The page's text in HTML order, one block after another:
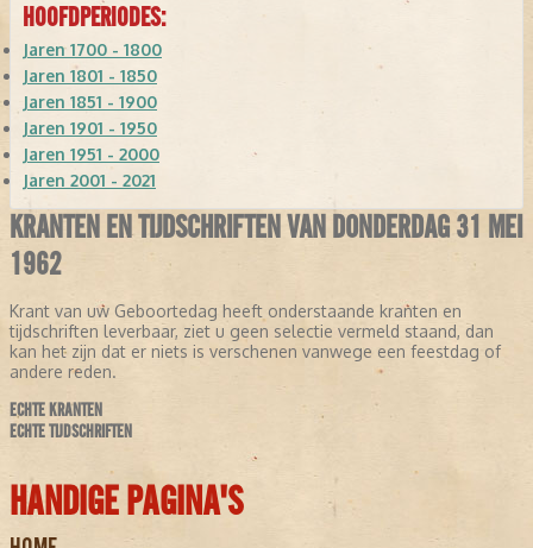
HOOFDPERIODES:
Jaren 1700 - 1800
Jaren 1801 - 1850
Jaren 1851 - 1900
Jaren 1901 - 1950
Jaren 1951 - 2000
Jaren 2001 - 2021
KRANTEN EN TIJDSCHRIFTEN VAN DONDERDAG 31 MEI
1962
Krant van uw Geboortedag heeft onderstaande kranten en
tijdschriften leverbaar, ziet u geen selectie vermeld staand, dan
kan het zijn dat er niets is verschenen vanwege een feestdag of
andere reden.
ECHTE KRANTEN
ECHTE TIJDSCHRIFTEN
HANDIGE PAGINA'S